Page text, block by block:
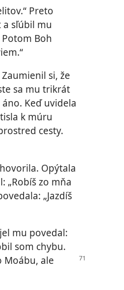
Preto
a sľúbil mu
Boh
si, že
sa mu trikrát
Keď uvidela
k múru
cesty.
Opýtala
„Robíš zo mňa
„Jazdíš
mu povedal:
som chybu.
Moábu, ale